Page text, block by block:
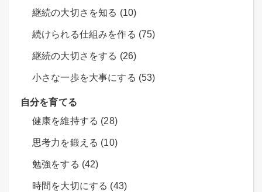
継続の大切さを知る (10)
続けられる仕組みを作る (75)
継続の大切さをする (26)
小さな一歩を大事にする (53)
自分を育てる
健康を維持する (28)
思考力を鍛える (10)
勉強をする (42)
時間を大切にする (43)